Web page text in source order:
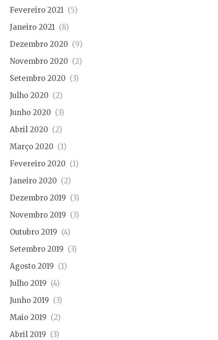
Fevereiro 2021 (5)
Janeiro 2021 (8)
Dezembro 2020 (9)
Novembro 2020 (2)
Setembro 2020 (3)
Julho 2020 (2)
Junho 2020 (3)
Abril 2020 (2)
Março 2020 (1)
Fevereiro 2020 (1)
Janeiro 2020 (2)
Dezembro 2019 (3)
Novembro 2019 (3)
Outubro 2019 (4)
Setembro 2019 (3)
Agosto 2019 (1)
Julho 2019 (4)
Junho 2019 (3)
Maio 2019 (2)
Abril 2019 (3)